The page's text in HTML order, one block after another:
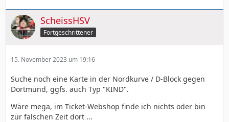
ScheissHSV
Fortgeschrittener
15. November 2023 um 19:16
Suche noch eine Karte in der Nordkurve / D-Block gegen
Dortmund, ggfs. auch Typ "KIND".
Wäre mega, im Ticket-Webshop finde ich nichts oder bin
zur falschen Zeit dort ...